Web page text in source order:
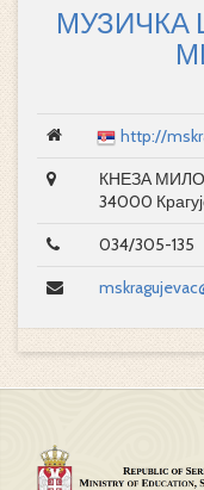
МУЗИЧКА
http://
КНЕЗА
34000
034/305-135